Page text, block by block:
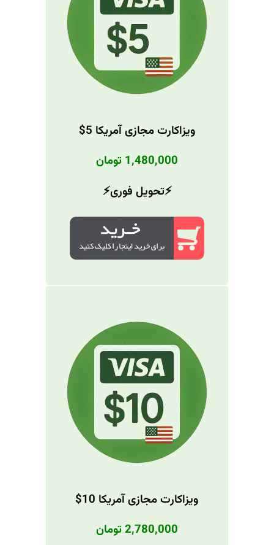
ویزاکارت مجازی آمریکا 5$
1,480,000 تومان
⚡️تحویل فوری⚡️
ویزاکارت مجازی آمریکا 10$
2,780,000 تومان